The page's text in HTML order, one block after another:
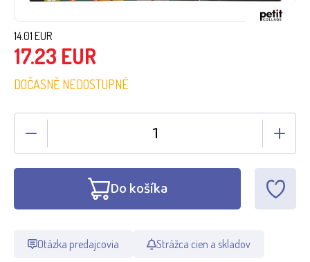
14.01 EUR
17.23 EUR
DOČASNĚ NEDOSTUPNÉ
Do košíka
Otázka predajcovia Strážca cien a skladov